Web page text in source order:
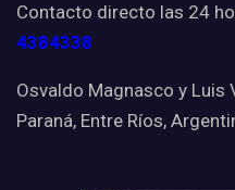
Contacto directo las 24
4384338
Osvaldo Magnasco y Luis
Paraná, Entre Ríos,